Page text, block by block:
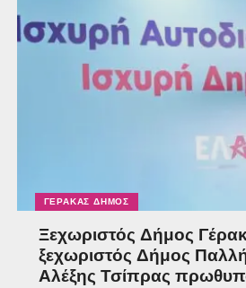
ΓΈΡΑΚΑΣ ΔΉΜΟΣ
Ξεχωριστός Δήμος
ξεχωριστός Δήμος
Αλέξης Τσίπρας